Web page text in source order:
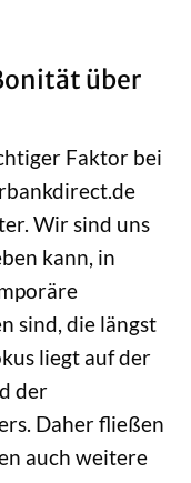
über
Faktor bei
Wir sind uns
kann, in
sind, die längst
liegt auf der
der
Daher fließen
auch weitere